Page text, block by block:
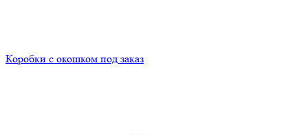
Коробки с окошком под заказ